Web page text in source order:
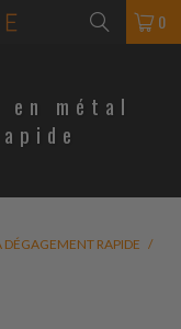
0
métal
DÉGAGEMENT RAPIDE /